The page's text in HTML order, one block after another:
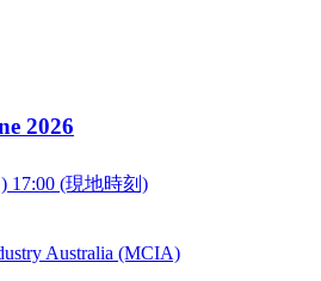
2026
17:00 (現地時刻)
Australia (MCIA)